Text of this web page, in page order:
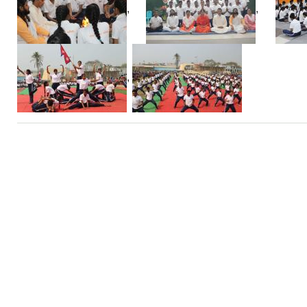
, ,
,